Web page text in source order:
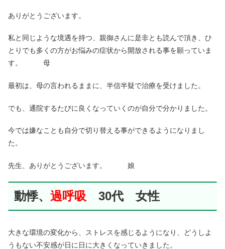
ありがとうございます。
私と同じような境遇を持つ、親御さんに是非とも読んで頂き、ひ
とりでも多くの方がお悩みの症状から開放される事を願っていま
す。 母
最初は、母の言われるままに、半信半疑で治療を受けました。
でも、通院するたびに良くなっていくのが自分で分かりました。
今では嫌なことも自分で切り替える事ができるようになりまし
た。
先生、ありがとうございます。 娘
動悸、 過呼吸 30代 女性
大きな環境の変化から、ストレスを感じるようになり、どうしよ
うもない不安感が日に日に大きくなっていきました。